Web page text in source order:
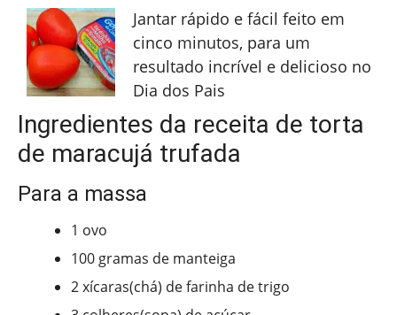
Jantar rápido e fácil feito em
cinco minutos, para um
resultado incrível e delicioso no
Dia dos Pais
Ingredientes da receita de torta
de maracujá trufada
Para a massa
1 ovo
100 gramas de manteiga
2 xícaras(chá) de farinha de trigo